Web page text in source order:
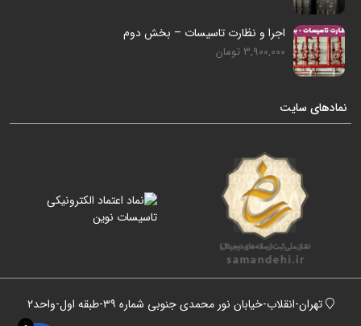
اجرا و نظارت تاسیسات – بخش دوم
3,900,000 تومان
نمادهای سایت
تهران-انقلاب-خیابان نور محمدی جنوبی شماره ۳۹-طبقه اول-واحد۲